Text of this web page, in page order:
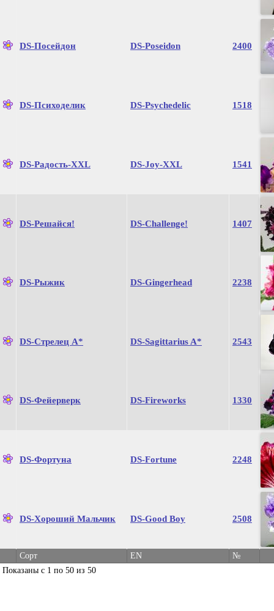
Сорт EN №
DS-Посейдон DS-Poseidon 2400
DS-Психоделик DS-Psychedelic 1518
DS-Радость-XXL DS-Joy-XXL 1541
DS-Решайся! DS-Challenge! 1407
DS-Рыжик DS-Gingerhead 2238
DS-Стрелец А* DS-Sagittarius A* 2543
DS-Фейерверк DS-Fireworks 1330
DS-Фортуна DS-Fortune 2248
DS-Хороший Мальчик DS-Good Boy 2508
Показаны с 1 по 50 из 50